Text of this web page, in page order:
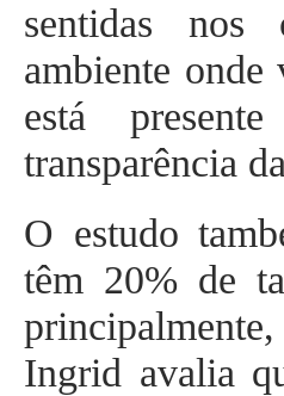
sentidas
ambiente onde
está
transparência
O estudo
têm 20% de
Ingrid avalia